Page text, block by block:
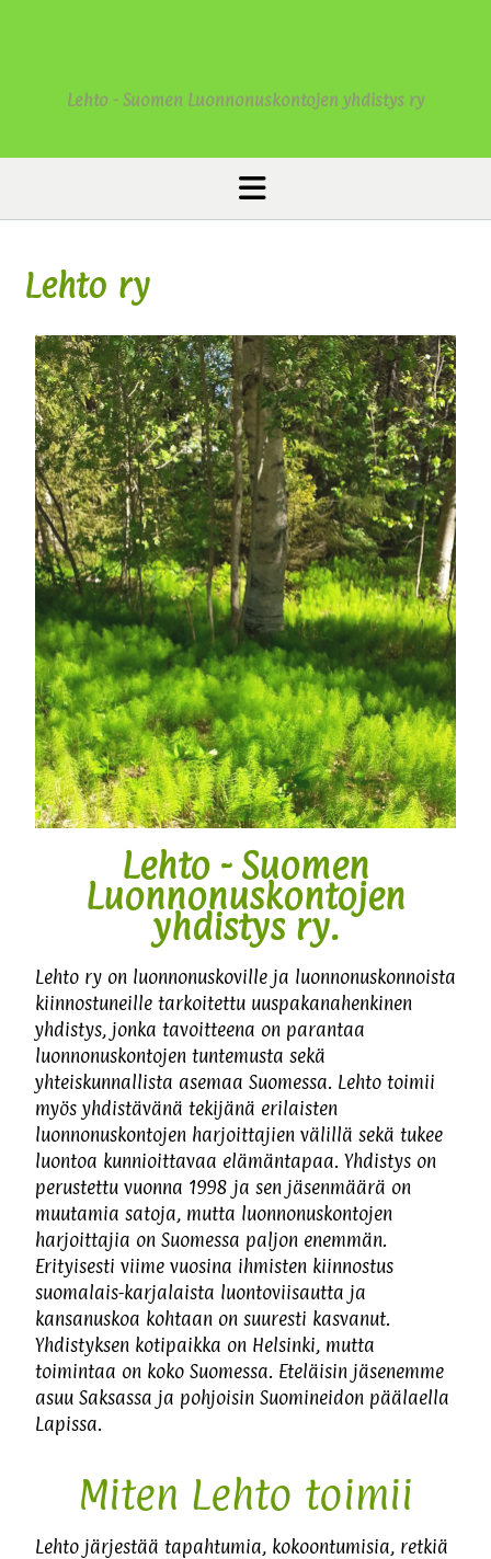
Lehto - Suomen Luonnonuskontojen yhdistys ry
Lehto ry
Lehto - Suomen
Luonnonuskontojen
yhdistys ry.
Lehto ry on luonnonuskoville ja luonnonuskonnoista
kiinnostuneille tarkoitettu uuspakanahenkinen
yhdistys, jonka tavoitteena on parantaa
luonnonuskontojen tuntemusta sekä
yhteiskunnallista asemaa Suomessa. Lehto toimii
myös yhdistävänä tekijänä erilaisten
luonnonuskontojen harjoittajien välillä sekä tukee
luontoa kunnioittavaa elämäntapaa. Yhdistys on
perustettu vuonna 1998 ja sen jäsenmäärä on
muutamia satoja, mutta luonnonuskontojen
harjoittajia on Suomessa paljon enemmän.
Erityisesti viime vuosina ihmisten kiinnostus
suomalais-karjalaista luontoviisautta ja
kansanuskoa kohtaan on suuresti kasvanut.
Yhdistyksen kotipaikka on Helsinki, mutta
toimintaa on koko Suomessa. Eteläisin jäsenemme
asuu Saksassa ja pohjoisin Suomineidon päälaella
Lapissa.
Miten Lehto toimii
Lehto järjestää tapahtumia, kokoontumisia, retkiä